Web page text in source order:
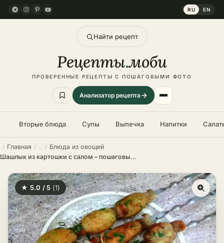
RU EN
Найти рецепт
Рецепты.моби
ПРОВЕРЕННЫЕ РЕЦЕПТЫ С ПОШАГОВЫМИ ФОТО
Анализатор рецепта
Вторые блюда Супы Выпечка Напитки
Главная
Блюда из овощей
Шашлык из картошки с салом – пошаговый рецепт в домашних условиях
★ 5.0 / 5 (1)